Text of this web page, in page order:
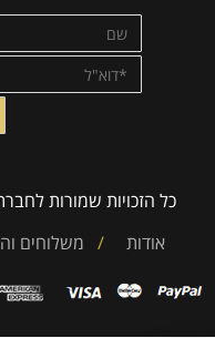
כל הזכויות שמורות
אודות
/ משלוחים